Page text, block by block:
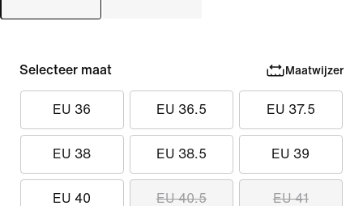
Selecteer maat Maatwijzer
EU 36 EU 36.5 EU 37.5
EU 38 EU 38.5 EU 39
EU 40 EU 40.5 EU 41